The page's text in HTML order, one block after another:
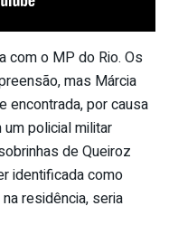
com o MP do Rio. Os
mas Márcia
encontrada, por causa
policial militar
de Queiroz
identificada como
residência, seria